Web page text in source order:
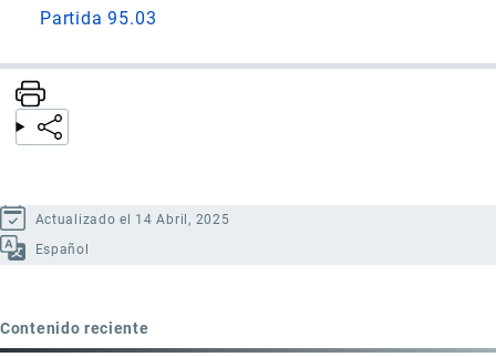
Partida 95.03
Actualizado el 14 Abril, 2025
Español
Contenido reciente